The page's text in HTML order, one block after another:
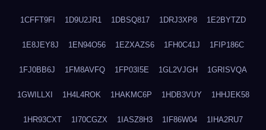
1CFFT9FI 1D9U2JR1 1DBSQ817 1DRJ3XP8 1E2BYTZD
1E8JEY8J 1EN94O56 1EZXAZS6 1FH0C41J 1FIP186C
1FJ0BB6J 1FM8AVFQ 1FP03I5E 1GL2VJGH 1GRISVQA
1GWILLXI 1H4L4ROK 1HAKMC6P 1HDB3VUY 1HHJEK58
1HR93CXT 1I70CGZX 1IASZ8H3 1IF86W04 1IHA2RU7